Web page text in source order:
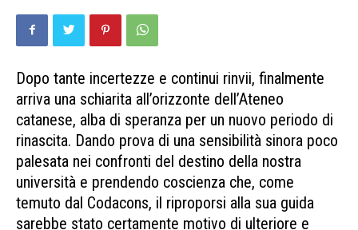
Dopo tante incertezze e continui rinvii, finalmente
arriva una schiarita all’orizzonte dell’Ateneo
catanese, alba di speranza per un nuovo periodo di
rinascita. Dando prova di una sensibilità sinora poco
palesata nei confronti del destino della nostra
università e prendendo coscienza che, come
temuto dal Codacons, il riproporsi alla sua guida
sarebbe stato certamente motivo di ulteriore e